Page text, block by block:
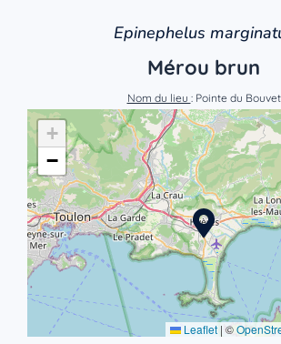
Epinephelus
Mérou brun
Nom du lieu : Pointe du Bouvet
+
−
Leaflet | ©